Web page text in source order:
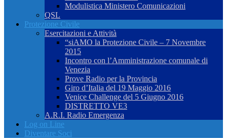
Modulistica Ministero Comunicazioni
QSL
Protezione Civile
Esercitazioni e Attività
“siAMO la Protezione Civile – 7 Novembre
2015
Incontro con l’Amministrazione comunale di
Venezia
Prove Radio per la Provincia
Giro d’Italia del 19 Maggio 2016
Venice Challenge del 5 Giugno 2016
DISTRETTO VE3
A.R.I. Radio Emergenza
Log on Line
Diventare Soci